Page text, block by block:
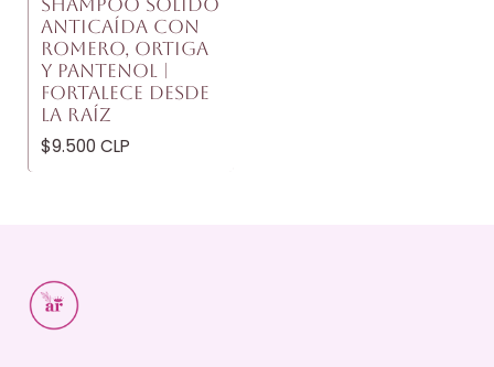
ANTICAÍDA CON
ROMERO, ORTIGA
Y PANTENOL |
FORTALECE DESDE
LA RAÍZ
$9.500 CLP